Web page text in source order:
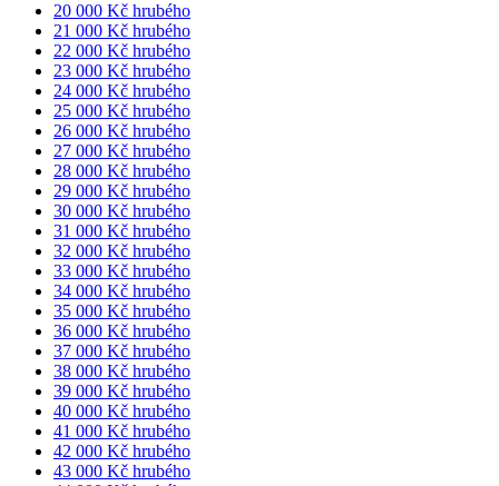
20 000 Kč hrubého
21 000 Kč hrubého
22 000 Kč hrubého
23 000 Kč hrubého
24 000 Kč hrubého
25 000 Kč hrubého
26 000 Kč hrubého
27 000 Kč hrubého
28 000 Kč hrubého
29 000 Kč hrubého
30 000 Kč hrubého
31 000 Kč hrubého
32 000 Kč hrubého
33 000 Kč hrubého
34 000 Kč hrubého
35 000 Kč hrubého
36 000 Kč hrubého
37 000 Kč hrubého
38 000 Kč hrubého
39 000 Kč hrubého
40 000 Kč hrubého
41 000 Kč hrubého
42 000 Kč hrubého
43 000 Kč hrubého